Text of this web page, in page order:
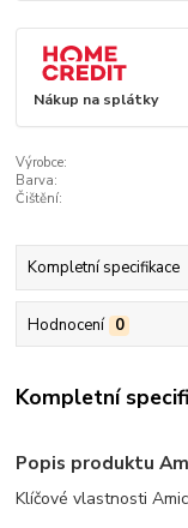
Nákup na splátky
Výrobce:
Barva:
Čištění:
Kompletní specifikace
Hodnocení 0
Kompletní
Popis produktu
Klíčové vlastnosti